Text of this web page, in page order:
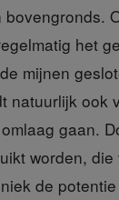
het
mijnen
natuurlijk ook
gaan.
worden,
de